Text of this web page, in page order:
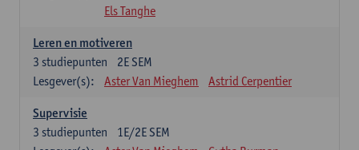
Els Tanghe
Leren en motiveren
2E SEM
3 studiepunten
Lesgever(s):
Aster Van Mieghem Astrid Cerpentier
Supervisie
1E/2E SEM
3 studiepunten